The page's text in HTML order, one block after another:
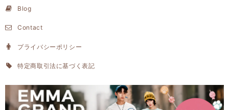
Blog
Contact
プライバシーポリシー
特定商取引法に基づく表記